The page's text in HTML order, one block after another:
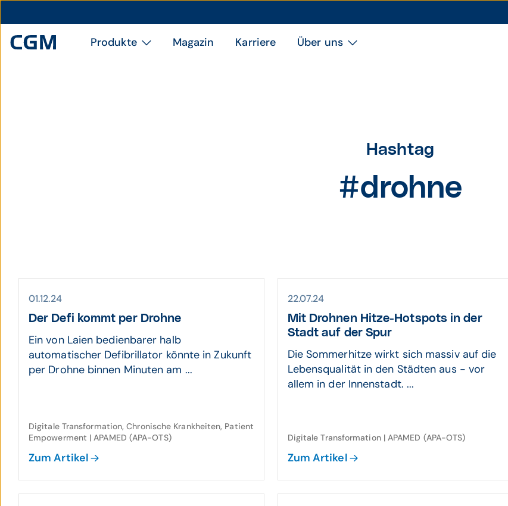
Produkte Magazin Karriere Über uns
Hashtag
#drohne
01.12.24
Der Defi kommt per Drohne
Ein von Laien bedienbarer halb
automatischer Defibrillator könnte in Zukunft
per Drohne binnen Minuten am ...
Digitale Transformation, Chronische Krankheiten, Patient
Empowerment | APAMED (APA-OTS)
Zum Artikel
22.07.24
Mit Drohnen Hitze-Hot­spots in der
Stadt auf der Spur
Die Sommerhitze wirkt sich massiv auf die
Lebensqualität in den Städten aus - vor
allem in der Innenstadt. ...
Digitale Transformation | APAMED (APA-OTS)
Zum Artikel